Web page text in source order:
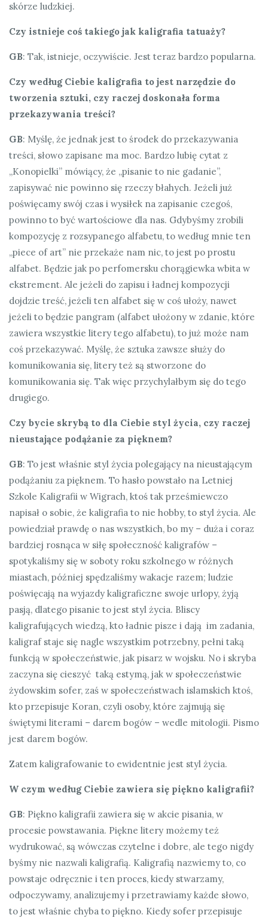
skórze ludzkiej.
Czy istnieje coś takiego jak kaligrafia tatuaży?
GB: Tak, istnieje, oczywiście. Jest teraz bardzo popularna.
Czy według Ciebie kaligrafia to jest narzędzie do
tworzenia sztuki, czy raczej doskonała forma
przekazywania treści?
GB: Myślę, że jednak jest to środek do przekazywania
treści, słowo zapisane ma moc. Bardzo lubię cytat z
„Konopielki” mówiący, że „pisanie to nie gadanie”,
zapisywać nie powinno się rzeczy błahych. Jeżeli już
poświęcamy swój czas i wysiłek na zapisanie czegoś,
powinno to być wartościowe dla nas. Gdybyśmy zrobili
kompozycję z rozsypanego alfabetu, to według mnie ten
„piece of art” nie przekaże nam nic, to jest po prostu
alfabet. Będzie jak po perfomersku chorągiewka wbita w
ekstrement. Ale jeżeli do zapisu i ładnej kompozycji
dojdzie treść, jeżeli ten alfabet się w coś ułoży, nawet
jeżeli to będzie pangram (alfabet ułożony w zdanie, które
zawiera wszystkie litery tego alfabetu), to już może nam
coś przekazywać. Myślę, że sztuka zawsze służy do
komunikowania się, litery też są stworzone do
komunikowania się. Tak więc przychylałbym się do tego
drugiego.
Czy bycie skrybą to dla Ciebie styl życia, czy raczej
nieustające podążanie za pięknem?
GB: To jest właśnie styl życia polegający na nieustającym
podążaniu za pięknem. To hasło powstało na Letniej
Szkole Kaligrafii w Wigrach, ktoś tak prześmiewczo
napisał o sobie, że kaligrafia to nie hobby, to styl życia. Ale
powiedział prawdę o nas wszystkich, bo my – duża i coraz
bardziej rosnąca w siłę społeczność kaligrafów –
spotykaliśmy się w soboty roku szkolnego w różnych
miastach, później spędzaliśmy wakacje razem; ludzie
poświęcają na wyjazdy kaligraficzne swoje urlopy, żyją
pasją, dlatego pisanie to jest styl życia. Bliscy
kaligrafujących wiedzą, kto ładnie pisze i dają im zadania,
kaligraf staje się nagle wszystkim potrzebny, pełni taką
funkcją w społeczeństwie, jak pisarz w wojsku. No i skryba
zaczyna się cieszyć taką estymą, jak w społeczeństwie
żydowskim sofer, zaś w społeczeństwach islamskich ktoś,
kto przepisuje Koran, czyli osoby, które zajmują się
świętymi literami – darem bogów – wedle mitologii. Pismo
jest darem bogów.
Zatem kaligrafowanie to ewidentnie jest styl życia.
W czym według Ciebie zawiera się piękno kaligrafii?
GB: Piękno kaligrafii zawiera się w akcie pisania, w
procesie powstawania. Piękne litery możemy też
wydrukować, są wówczas czytelne i dobre, ale tego nigdy
byśmy nie nazwali kaligrafią. Kaligrafią nazwiemy to, co
powstaje odręcznie i ten proces, kiedy stwarzamy,
odpoczywamy, analizujemy i przetrawiamy każde słowo,
to jest właśnie chyba to piękno. Kiedy sofer przepisuje